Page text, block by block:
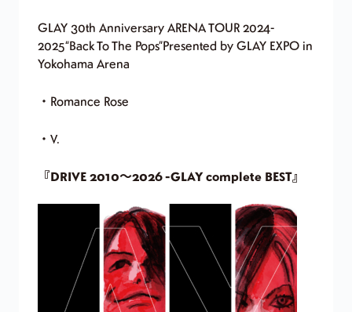
GLAY 30th Anniversary ARENA TOUR 2024-
2025“Back To The Pops”Presented by GLAY EXPO in
Yokohama Arena
・Romance Rose
・V.
『DRIVE 2010～2026 -GLAY complete BEST』